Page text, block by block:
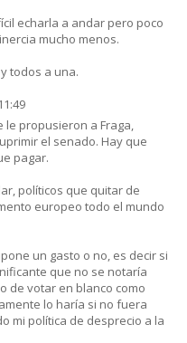
echarla a andar pero poco
mucho menos.
todos a una.
le propusieron a Fraga,
el senado. Hay que
pagar.
políticos que quitar de
europeo todo el mundo
un gasto o no, es decir si
que no se notaría
de votar en blanco como
lo haría si no fuera
mi política de desprecio a la